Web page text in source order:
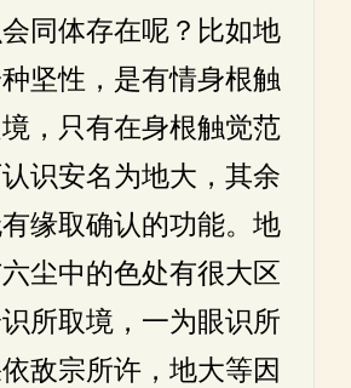
同体存在呢？比如地
坚性，是有情身根触
，只有在身根触觉范
识安名为地大，其余
缘取确认的功能。地
尘中的色处有很大区
所取境，一为眼识所
敌宗所许，地大等因